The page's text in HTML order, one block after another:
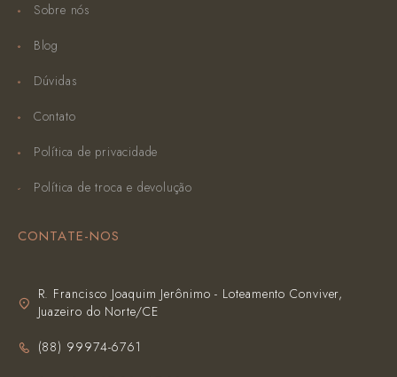
Sobre nós
Blog
Dúvidas
Contato
Política de privacidade
Política de troca e devolução
CONTATE-NOS
R. Francisco Joaquim Jerônimo - Loteamento Conviver,
Juazeiro do Norte/CE
(‪88) 99974-6761‬